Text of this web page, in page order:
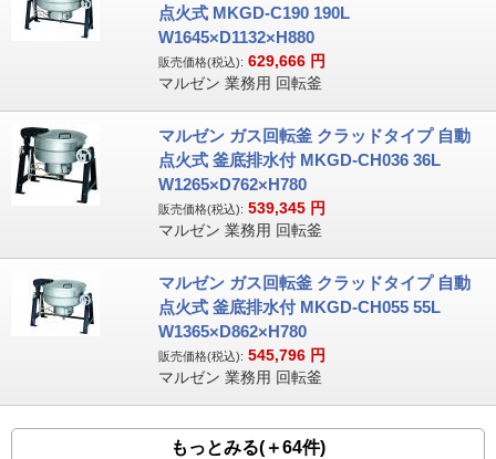
点火式 MKGD-C190 190L
W1645×D1132×H880
販売価格(税込): 629,666 円
マルゼン 業務用 回転釜
マルゼン ガス回転釜 クラッドタイプ 自動
点火式 釜底排水付 MKGD-CH036 36L
W1265×D762×H780
販売価格(税込): 539,345 円
マルゼン 業務用 回転釜
マルゼン ガス回転釜 クラッドタイプ 自動
点火式 釜底排水付 MKGD-CH055 55L
W1365×D862×H780
販売価格(税込): 545,796 円
マルゼン 業務用 回転釜
もっとみる(＋64件)